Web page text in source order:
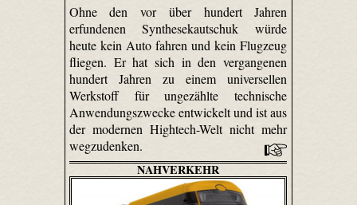
Ohne den vor über hundert Jahren
erfundenen Synthesekautschuk würde
heute kein Auto fahren und kein Flugzeug
fliegen. Er hat sich in den vergangenen
hundert Jahren zu einem universellen
Werkstoff für ungezählte technische
Anwendungszwecke entwickelt und ist aus
der modernen Hightech-Welt nicht mehr
wegzudenken.
NAHVERKEHR